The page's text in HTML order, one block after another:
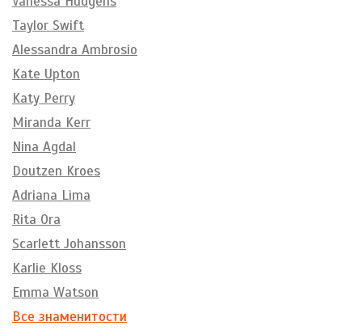
Taylor Swift
Alessandra Ambrosio
Kate Upton
Katy Perry
Miranda Kerr
Nina Agdal
Doutzen Kroes
Adriana Lima
Rita Ora
Scarlett Johansson
Karlie Kloss
Emma Watson
Все знаменитости